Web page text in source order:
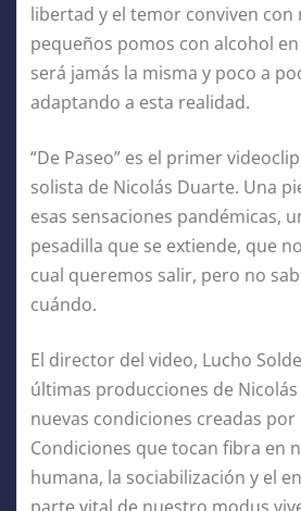
libertad y el temor conviven con
pequeños pomos con alcohol en
será jamás la misma y poco a
adaptando a esta realidad.
“De Paseo” es el primer
solista de Nicolás Duarte. Una
esas sensaciones pandémicas,
pesadilla que se extiende, que
cual queremos salir, pero no
cuándo.
El director del video, Lucho
últimas producciones de Nicolás
nuevas condiciones creadas por
Condiciones que tocan fibra en
humana, la sociabilización y el